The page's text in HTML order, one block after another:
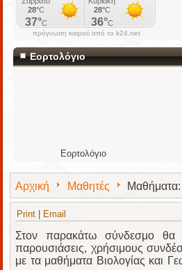
πρόγνωση καιρού από το k24.net
Εορτολόγιο
Εορτολόγιο
Αρχική Μαθητές Μαθήματα:
Print Email
Στον παρακάτω σύνδεσμο θα
παρουσιάσεις, χρήσιμους
με τα μαθήματα Βιολογίας και